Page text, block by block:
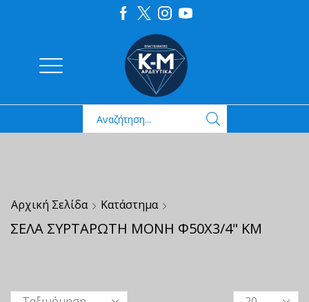
Αρχική Σελίδα Κατάστημα
ΣΕΛΑ ΣΥΡΤΑΡΩΤΗ ΜΟΝΗ Φ50Χ3/4" ΚΜ